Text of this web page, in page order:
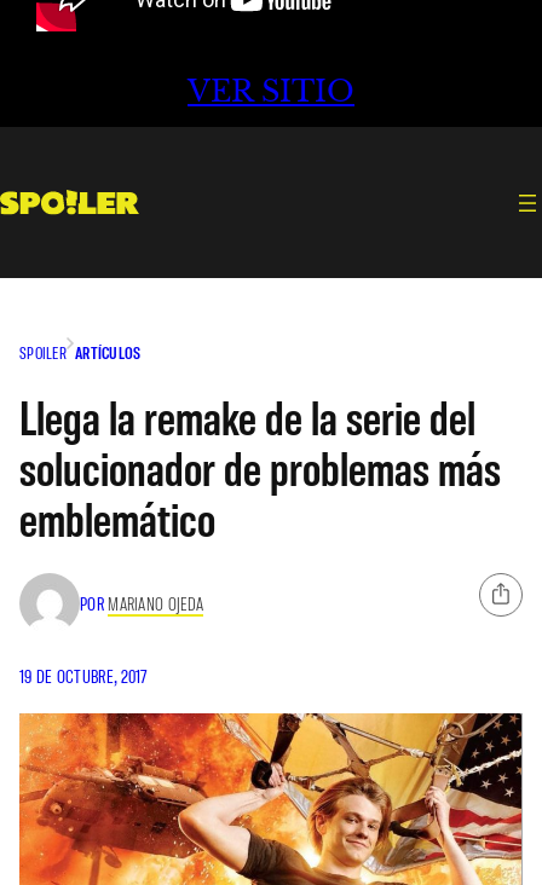
VER SITIO
SPOILER ARTÍCULOS
Llega la remake de la serie del
solucionador de problemas más
emblemático
POR MARIANO OJEDA
19 DE OCTUBRE, 2017